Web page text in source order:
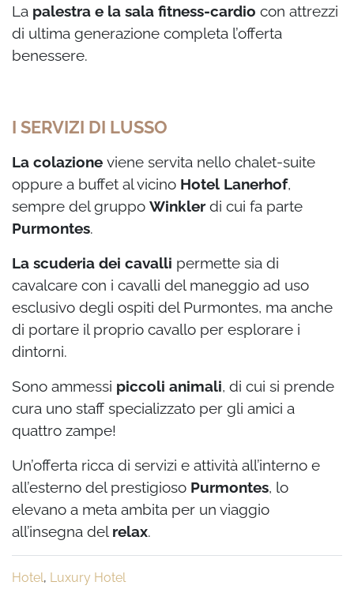
La palestra e la sala fitness-cardio con attrezzi
di ultima generazione completa l’offerta
benessere.
I SERVIZI DI LUSSO
La colazione viene servita nello chalet-suite
oppure a buffet al vicino Hotel Lanerhof,
sempre del gruppo Winkler di cui fa parte
Purmontes.
La scuderia dei cavalli permette sia di
cavalcare con i cavalli del maneggio ad uso
esclusivo degli ospiti del Purmontes, ma anche
di portare il proprio cavallo per esplorare i
dintorni.
Sono ammessi piccoli animali, di cui si prende
cura uno staff specializzato per gli amici a
quattro zampe!
Un’offerta ricca di servizi e attività all’interno e
all’esterno del prestigioso Purmontes, lo
elevano a meta ambita per un viaggio
all’insegna del relax.
Hotel, Luxury Hotel